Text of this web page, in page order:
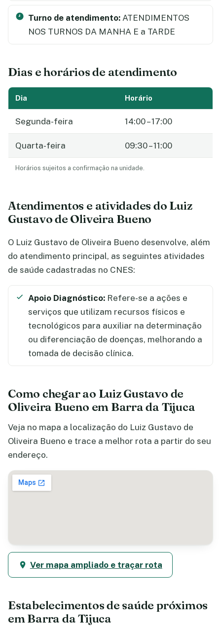
Turno de atendimento: ATENDIMENTOS
NOS TURNOS DA MANHA E a TARDE
Dias e horários de atendimento
Dia Horário
Segunda-feira 14:00 – 17:00
Quarta-feira 09:30 – 11:00
Horários sujeitos a confirmação na unidade.
Atendimentos e atividades do Luiz
Gustavo de Oliveira Bueno
O Luiz Gustavo de Oliveira Bueno desenvolve, além
do atendimento principal, as seguintes atividades
de saúde cadastradas no CNES:
Apoio Diagnóstico: Refere-se a ações e
serviços que utilizam recursos físicos e
tecnológicos para auxiliar na determinação
ou diferenciação de doenças, melhorando a
tomada de decisão clínica.
Como chegar ao Luiz Gustavo de
Oliveira Bueno em Barra da Tijuca
Veja no mapa a localização do Luiz Gustavo de
Oliveira Bueno e trace a melhor rota a partir do seu
endereço.
Ver mapa ampliado e traçar rota
Estabelecimentos de saúde próximos
em Barra da Tijuca